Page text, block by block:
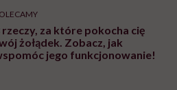
rzeczy, za które pokocha cię
żołądek. Zobacz, jak
jego funkcjonowanie!